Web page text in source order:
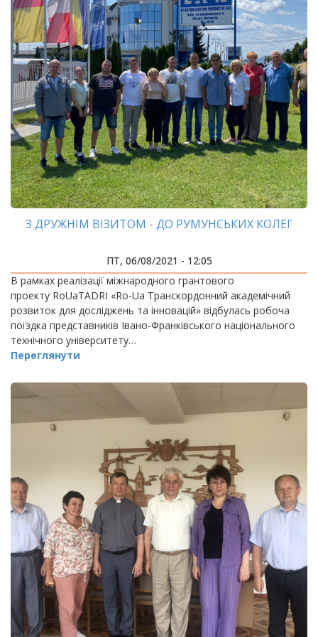
З ДРУЖНІМ ВІЗИТОМ - ДО РУМУНСЬКИХ КОЛЕГ
ПТ, 06/08/2021 - 12:05
В рамках реалізації міжнародного грантового
проекту RoUaTADRI «Ro-Ua Транскордонний академічний
розвиток для досліджень та інновацій» відбулась робоча
поїздка представників Івано-Франківського національного
технічного університету…
Переглянути